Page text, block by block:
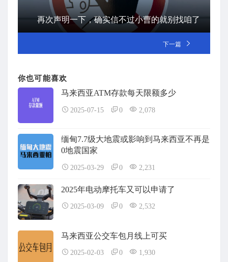
再次声明一下，确实信不过小曹的就别找咱了
下一篇
你也可能喜欢
马来西亚ATM存款每天限额多少
2025-07-15 0 2,078
缅甸7.7级大地震或影响到马来西亚不再是
0地震国家
2025-03-29 0 2,231
2025年电动摩托车又可以申请了
2025-03-09 0 2,532
马来西亚公交车包月线上可买
2025-02-03 0 1,930